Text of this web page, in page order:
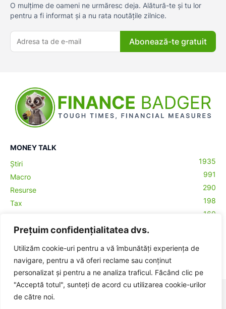
Prețuim confidențialitatea dvs.
Utilizăm cookie-uri pentru a vă îmbunătăți experiența de
navigare, pentru a vă oferi reclame sau conținut
personalizat și pentru a ne analiza traficul. Făcând clic pe
"Acceptă totul", sunteți de acord cu utilizarea cookie-urilor
de către noi.
O mulțime de oameni ne urmăresc deja. Alătură-te și tu lor
pentru a fi informat și a nu rata noutățile zilnice.
Abonează-te gratuit
MONEY TALK
Știri
1935
Macro
991
Resurse
290
Tax
198
160
Contabilitate
Crypto
© BadgerHub - Toate drepturile rezervate -
Publicitate